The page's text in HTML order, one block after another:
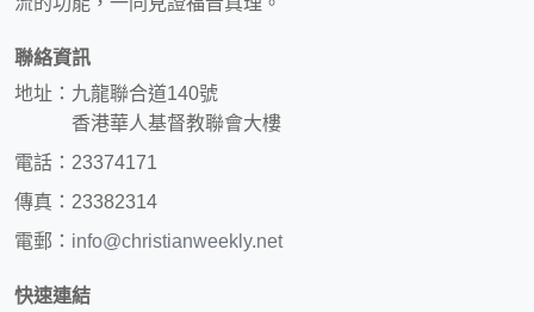
聯絡資訊
地址：九龍聯合道140號
香港華人基督教聯會大樓
電話：23374171
傳真：23382314
電郵： info@christianweekly.net
快速連結